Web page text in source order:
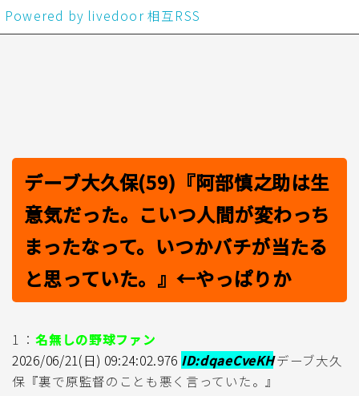
Powered by livedoor 相互RSS
デーブ大久保(59)『阿部慎之助は生
意気だった。こいつ人間が変わっち
まったなって。いつかバチが当たる
と思っていた。』←やっぱりか
1 ：名無しの野球ファン
2026/06/21(日) 09:24:02.976 ID:dqaeCveKHデーブ大久
保『裏で原監督のことも悪く言っていた。』